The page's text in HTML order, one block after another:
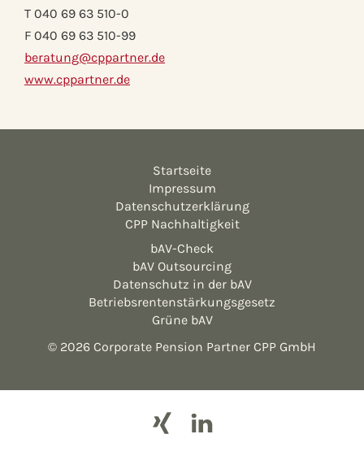
T 040 69 63 510-0
F 040 69 63 510-99
beratung@cppartner.de
www.cppartner.de
Startseite
Impressum
Datenschutzerklärung
CPP Nachhaltigkeit
bAV-Check
bAV Outsourcing
Datenschutz in der bAV
Betriebsrentenstärkungsgesetz
Grüne bAV
© 2026 Corporate Pension Partner CPP GmbH